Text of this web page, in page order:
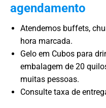
agendamento
Atendemos buffets,
hora marcada.
Gelo em Cubos para
embalagem de 20
muitas pessoas.
Consulte taxa de